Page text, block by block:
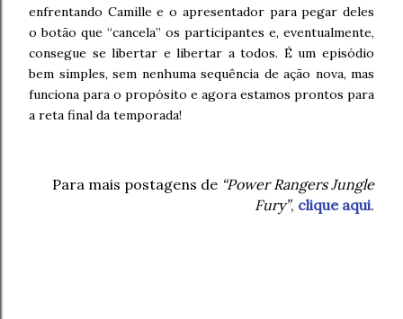
enfrentando Camille e o apresentador para pegar deles
o botão que “cancela” os participantes e, eventualmente,
consegue se libertar e libertar a todos. É um episódio
bem simples, sem nenhuma sequência de ação nova, mas
funciona para o propósito e agora estamos prontos para
a reta final da temporada!
Para mais postagens de “Power Rangers Jungle
Fury”, clique aqui.